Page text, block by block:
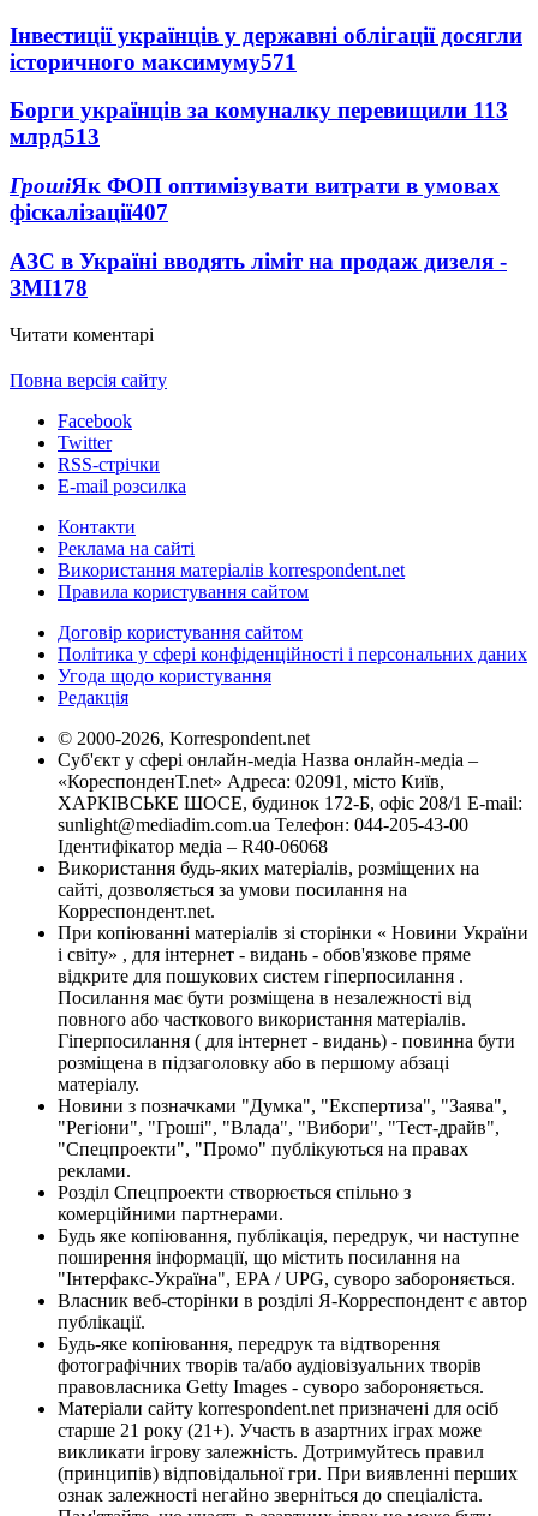
Інвестиції українців у державні облігації досягли
історичного максимуму571
Борги українців за комуналку перевищили 113
млрд513
ГрошіЯк ФОП оптимізувати витрати в умовах
фіскалізації407
АЗС в Україні вводять ліміт на продаж дизеля -
ЗМІ178
Читати коментарі
Повна версія сайту
Facebook
Twitter
RSS-стрічки
E-mail розсилка
Контакти
Реклама на сайті
Використання матеріалів korrespondent.net
Правила користування сайтом
Договір користування сайтом
Політика у сфері конфіденційності і персональних даних
Угода щодо користування
Редакція
© 2000-2026, Korrespondent.net
Суб'єкт у сфері онлайн-медіа Назва онлайн-медіа –
«КореспонденТ.net» Адреса: 02091, місто Київ,
ХАРКІВСЬКЕ ШОСЕ, будинок 172-Б, офіс 208/1 E-mail:
sunlight@mediadim.com.ua Телефон: 044-205-43-00
Ідентифікатор медіа – R40-06068
Використання будь-яких матеріалів, розміщених на
сайті, дозволяється за умови посилання на
Корреспондент.net.
При копіюванні матеріалів зі сторінки « Новини України
і світу» , для інтернет - видань - обов'язкове пряме
відкрите для пошукових систем гіперпосилання .
Посилання має бути розміщена в незалежності від
повного або часткового використання матеріалів.
Гіперпосилання ( для інтернет - видань) - повинна бути
розміщена в підзаголовку або в першому абзаці
матеріалу.
Новини з позначками "Думка", "Експертиза", "Заява",
"Регіони", "Гроші", "Влада", "Вибори", "Тест-драйв",
"Спецпроекти", "Промо" публікуються на правах
реклами.
Розділ Спецпроекти створюється спільно з
комерційними партнерами.
Будь яке копіювання, публікація, передрук, чи наступне
поширення інформації, що містить посилання на
"Інтерфакс-Україна", EPA / UPG, суворо забороняється.
Власник веб-сторінки в розділі Я-Корреспондент є автор
публікації.
Будь-яке копіювання, передрук та відтворення
фотографічних творів та/або аудіовізуальних творів
правовласника Getty Images - суворо забороняється.
Матеріали сайту korrespondent.net призначені для осіб
старше 21 року (21+). Участь в азартних іграх може
викликати ігрову залежність. Дотримуйтесь правил
(принципів) відповідальної гри. При виявленні перших
ознак залежності негайно зверніться до спеціаліста.